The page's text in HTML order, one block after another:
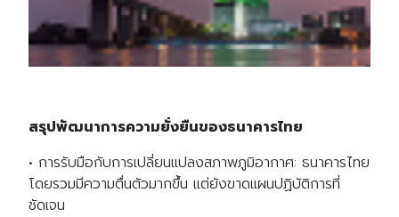
สรุปพัฒนาการความยั่งยืนของธนาคารไทย
• การรับมือกับการเปลี่ยนแปลงสภาพภูมิอากาศ: ธนาคารไทย
โดยรวมมีความตื่นตัวมากขึ้น แต่ยังขาดแผนปฏิบัติการที่
ชัดเจน